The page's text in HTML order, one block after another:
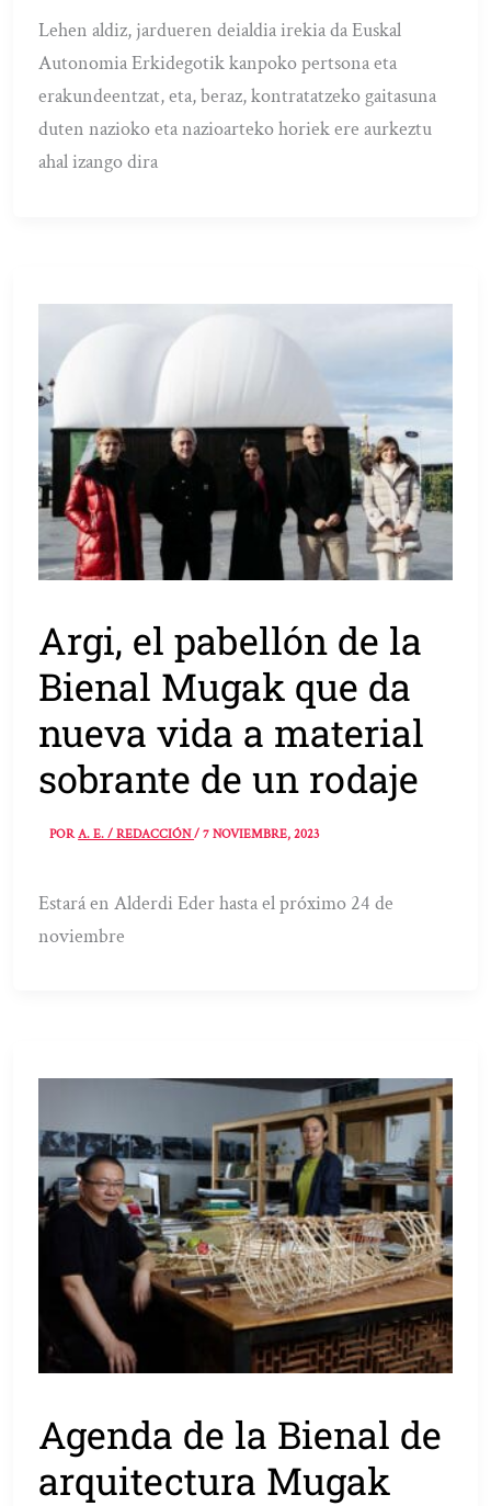
Lehen aldiz, jardueren deialdia irekia da Euskal
Autonomia Erkidegotik kanpoko pertsona eta
erakundeentzat, eta, beraz, kontratatzeko gaitasuna
duten nazioko eta nazioarteko horiek ere aurkeztu
ahal izango dira
Argi, el pabellón de la
Bienal Mugak que da
nueva vida a material
sobrante de un rodaje
PORA. E. / REDACCIÓN/7 NOVIEMBRE, 2023
Estará en Alderdi Eder hasta el próximo 24 de
noviembre
Agenda de la Bienal de
arquitectura Mugak